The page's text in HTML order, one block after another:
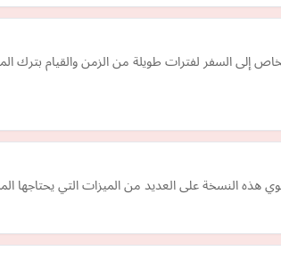
إلى السفر لفترات طويلة من الزمن والقيام بترك
النسخة على العديد من الميزات التي يحتاجها